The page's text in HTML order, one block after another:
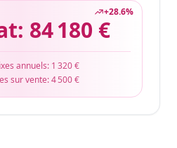
+28.6%
84 180 €
annuels: 1 320 €
sur vente:4 500 €